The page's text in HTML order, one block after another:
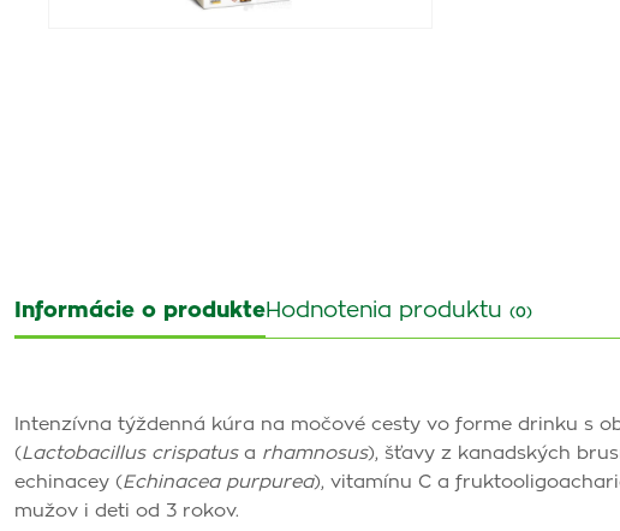
Informácie o produkteHodnotenia produktu (0)
Intenzívna týždenná kúra na močové cesty vo forme drinku s
(Lactobacillus crispatusa rhamnosus), šťavy z kanadských
echinacey (Echinacea purpurea), vitamínu C a
mužov i deti od 3 rokov.